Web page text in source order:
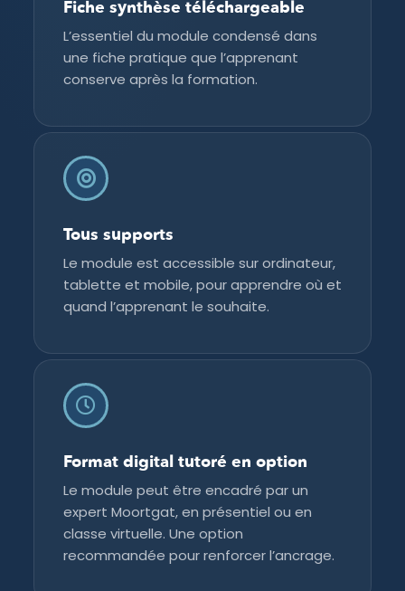
Fiche synthèse téléchargeable
L’essentiel du module condensé dans
une fiche pratique que l’apprenant
conserve après la formation.
Tous supports
Le module est accessible sur ordinateur,
tablette et mobile, pour apprendre où et
quand l’apprenant le souhaite.
Format digital tutoré en option
Le module peut être encadré par un
expert Moortgat, en présentiel ou en
classe virtuelle. Une option
recommandée pour renforcer l’ancrage.